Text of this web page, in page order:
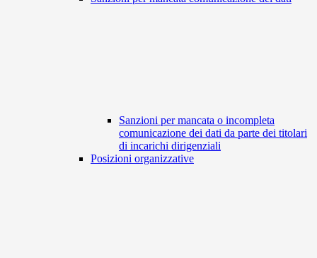
Sanzioni per mancata o incompleta
comunicazione dei dati da parte dei titolari
di incarichi dirigenziali
Posizioni organizzative